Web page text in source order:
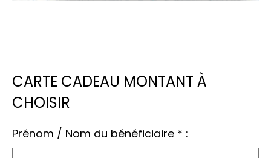
CARTE CADEAU MONTANT À
CHOISIR
Prénom / Nom du bénéficiaire * :